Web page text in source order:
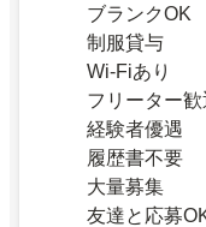
ブランクOK
制服貸与
Wi-Fiあり
フリーター歓
経験者優遇
履歴書不要
大量募集
友達と応募